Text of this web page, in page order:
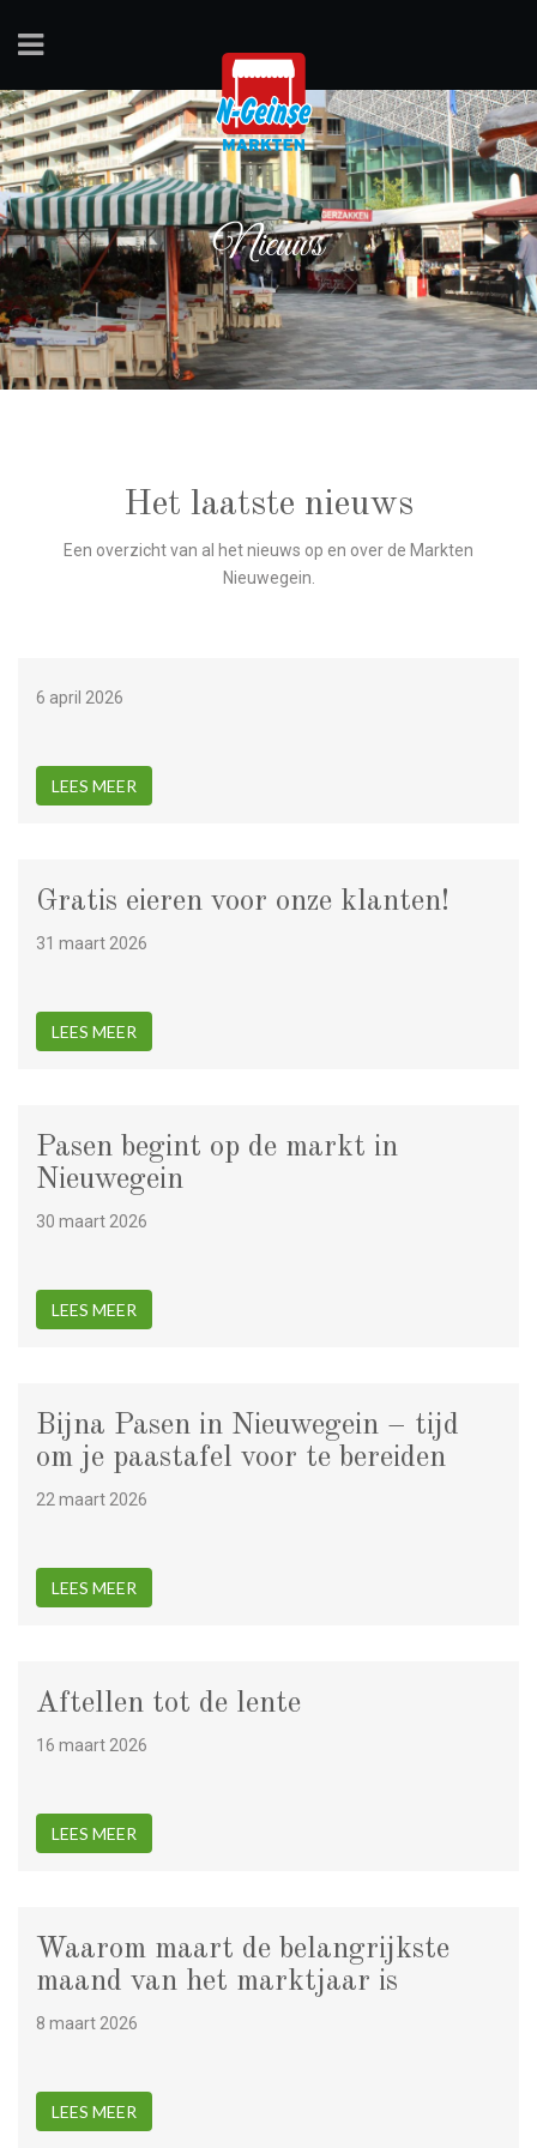
Nieuws
Het laatste nieuws
Een overzicht van al het nieuws op en over de Markten
Nieuwegein.
6 april 2026
LEES MEER
Gratis eieren voor onze klanten!
31 maart 2026
LEES MEER
Pasen begint op de markt in
Nieuwegein
30 maart 2026
LEES MEER
Bijna Pasen in Nieuwegein – tijd
om je paastafel voor te bereiden
22 maart 2026
LEES MEER
Aftellen tot de lente
16 maart 2026
LEES MEER
Waarom maart de belangrijkste
maand van het marktjaar is
8 maart 2026
LEES MEER